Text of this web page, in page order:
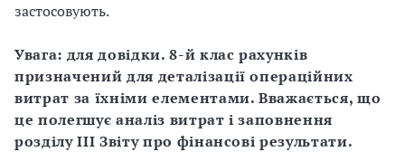
застосовують.
Увага: для довідки. 8-й клас рахунків
призначений для деталізації операційних
витрат за їхніми елементами. Вважається, що
це полегшує аналіз витрат і заповнення
розділу ІІІ Звіту про фінансові результати.